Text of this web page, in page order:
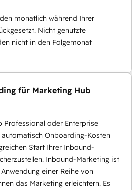
monatlich während Ihrer
Nicht genutzte
nicht in den Folgemonat
für Marketing Hub
Professional oder Enterprise
Onboarding-Kosten
Start Ihrer Inbound-
Inbound-Marketing ist
einer Reihe von
das Marketing erleichtern. Es